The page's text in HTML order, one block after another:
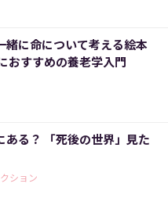
緒に命について考える絵本
おすすめの養老学入門
ある？ 「死後の世界」見た
ション